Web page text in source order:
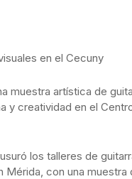
en el Cecuny
muestra artística de
y creatividad en el
los talleres de
con una muestra